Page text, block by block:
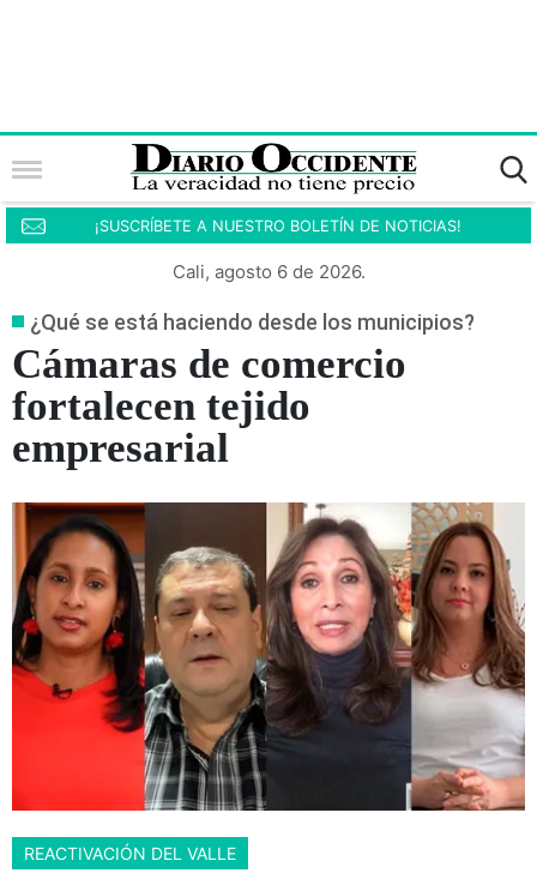
¡SUSCRÍBETE A NUESTRO BOLETÍN DE NOTICIAS!
Cali, agosto 6 de 2026.
¿Qué se está haciendo desde los municipios?
Cámaras de comercio
fortalecen tejido
empresarial
REACTIVACIÓN DEL VALLE